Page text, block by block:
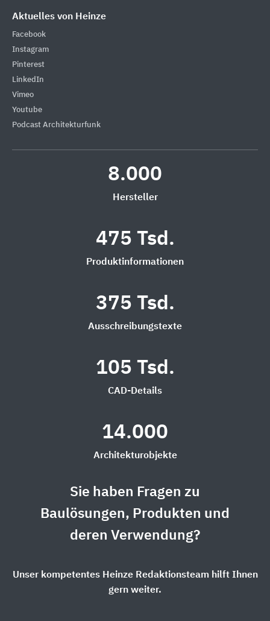
Aktuelles von Heinze
Facebook
Instagram
Pinterest
LinkedIn
Vimeo
Youtube
Podcast Architekturfunk
8.000
Hersteller
475 Tsd.
Produktinformationen
375 Tsd.
Ausschreibungstexte
105 Tsd.
CAD-Details
14.000
Architekturobjekte
Sie haben Fragen zu
Baulösungen, Produkten und
deren Verwendung?
Unser kompetentes Heinze Redaktionsteam hilft Ihnen
gern weiter.